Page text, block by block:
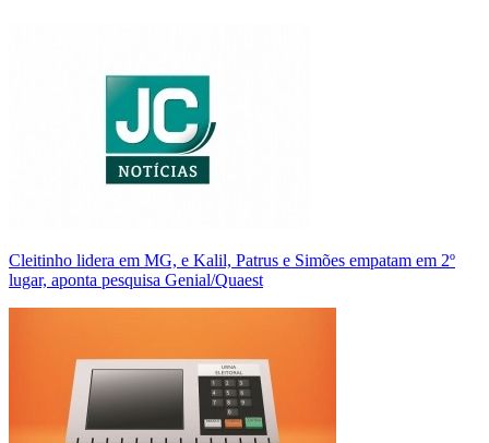
Cleitinho lidera em MG, e Kalil, Patrus e Simões empatam em 2º
lugar, aponta pesquisa Genial/Quaest